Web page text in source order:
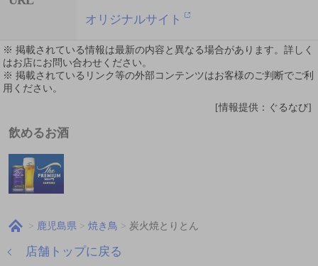
オリジナルサイト
※ 掲載されている情報は最新の内容と異なる場合があります。詳しく
はお店にお問い合わせください。
※ 掲載されているリンク等の外部コンテンツはお客様のご判断でご利
用ください。
[情報提供：ぐるなび]
飲めるお酒
鹿児島県 焼き鳥 炭火焼とりとん
店舗トップに戻る